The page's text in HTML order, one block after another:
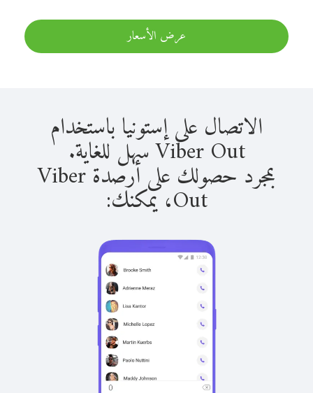
عرض الأسعار
الاتصال على إستونيا باستخدام
Viber Out سهل للغاية.
بمجرد حصولك على أرصدة Viber
Out، يمكنك: